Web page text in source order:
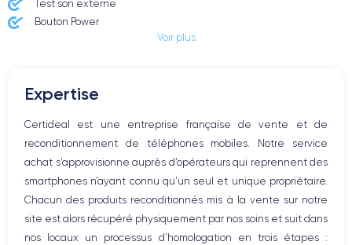
Test son externe
Bouton Power
Haut parleur
Bouton Home
Bluetooth
WiFi
Réseau
Vibreur
Prise USB
Voir plus
Expertise
Certideal est une entreprise française de vente et de
reconditionnement de téléphones mobiles. Notre service
achat s’approvisionne auprès d’opérateurs qui reprennent des
smartphones n’ayant connu qu’un seul et unique propriétaire.
Chacun des produits reconditionnés mis à la vente sur notre
site est alors récupéré physiquement par nos soins et suit dans
nos locaux un processus d’homologation en trois étapes :